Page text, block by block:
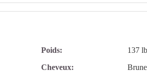
Poids:
137 lb
Cheveux: